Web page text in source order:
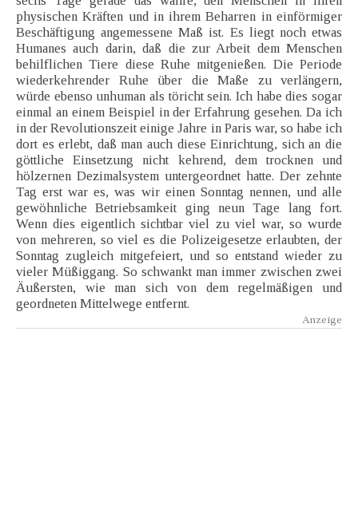
physischen Kräften und in ihrem Beharren in einförmiger
Beschäftigung angemessene Maß ist. Es liegt noch etwas
Humanes auch darin, daß die zur Arbeit dem Menschen
behilflichen Tiere diese Ruhe mitgenießen. Die Periode
wiederkehrender Ruhe über die Maße zu verlängern,
würde ebenso unhuman als töricht sein. Ich habe dies sogar
einmal an einem Beispiel in der Erfahrung gesehen. Da ich
in der Revolutionszeit einige Jahre in Paris war, so habe ich
dort es erlebt, daß man auch diese Einrichtung, sich an die
göttliche Einsetzung nicht kehrend, dem trocknen und
hölzernen Dezimalsystem untergeordnet hatte. Der zehnte
Tag erst war es, was wir einen Sonntag nennen, und alle
gewöhnliche Betriebsamkeit ging neun Tage lang fort.
Wenn dies eigentlich sichtbar viel zu viel war, so wurde
von mehreren, so viel es die Polizeigesetze erlaubten, der
Sonntag zugleich mitgefeiert, und so entstand wieder zu
vieler Müßiggang. So schwankt man immer zwischen zwei
Äußersten, wie man sich von dem regelmäßigen und
geordneten Mittelwege entfernt.